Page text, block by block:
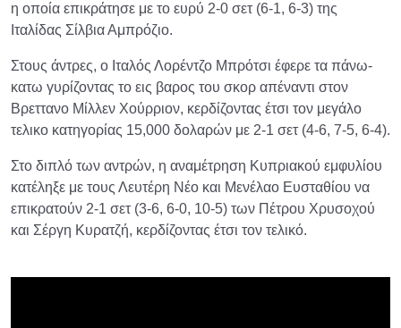
η οποία επικράτησε με το ευρύ 2-0 σετ (6-1, 6-3) της
Ιταλίδας Σίλβια Αμπρόζιο.
Στους άντρες, ο Ιταλός Λορέντζο Μπρότσι έφερε τα πάνω-
κατω γυρίζοντας το εις βαρος του σκορ απέναντι στον
Βρεττανο Μίλλεν Χούρριον, κερδίζοντας έτσι τον μεγάλο
τελικο κατηγορίας 15,000 δολαρών με 2-1 σετ (4-6, 7-5, 6-4).
Στο διπλό των αντρών, η αναμέτρηση Κυπριακού εμφυλίου
κατέληξε με τους Λευτέρη Νέο και Μενέλαο Ευσταθίου να
επικρατούν 2-1 σετ (3-6, 6-0, 10-5) των Πέτρου Χρυσοχού
και Σέργη Κυρατζή, κερδίζοντας έτσι τον τελικό.